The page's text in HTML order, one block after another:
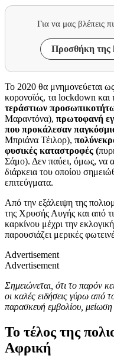
Για να μας βλέπεις
Προσθήκη της
Το 2020 θα μνημονεύεται
κορονοϊός, τα lockdown
τεράστιων
Μαραντόνα), πρωτοφανή
που προκάλεσαν
Μπριάνα Τέιλορ),
φυσικές καταστροφές (
Σάμο). Δεν παύει, όμως, να
διάρκεια του οποίου
επιτεύγματα.
Από την εξάλειψη της
της Χρυσής Αυγής και από
καρκίνου μέχρι την
παρουσιάζει μερικές
Advertisement
Advertisement
Σημειώνεται, ότι το παρόν
οι καλές ειδήσεις γύρω από
παρασκευή εμβολίου, μείωση
Το τέλος της
Αφρική